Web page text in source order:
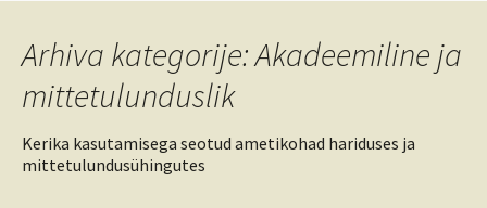
Arhiva kategorije: Akadeemiline ja
mittetulunduslik
Kerika kasutamisega seotud ametikohad hariduses ja
mittetulundusühingutes